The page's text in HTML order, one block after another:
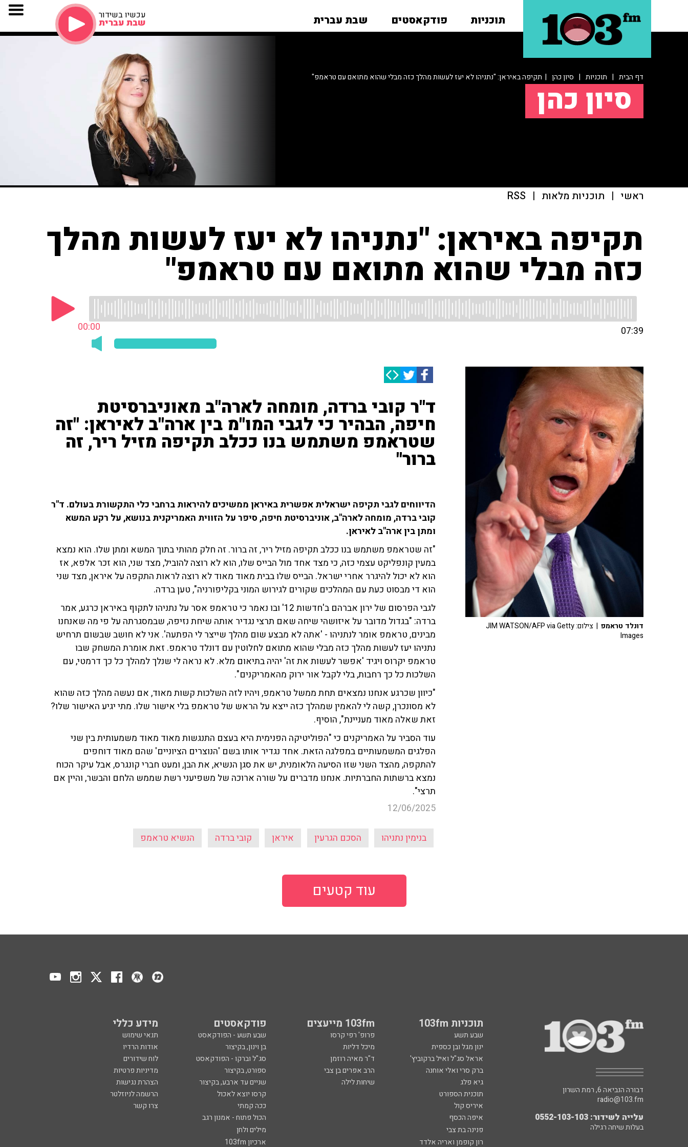
תוכניות פודקאסטים שבת עברית עכשיו בשידור
שבת עברית
דף הבית | תוכניות | סיון כהן | תקיפה באיראן: "נתניהו לא יעז לעשות מהלך כזה מבלי שהוא מתואם עם טראמפ"
סיון כהן
ראשי | תוכניות מלאות |
RSS
תקיפה באיראן: "נתניהו לא יעז לעשות מהלך
כזה מבלי שהוא מתואם עם טראמפ"
00:00 07:39
ד"ר קובי ברדה, מומחה לארה"ב מאוניברסיטת
חיפה, הבהיר כי לגבי המו"מ בין ארה"ב לאיראן: "זה
שטראמפ משתמש בנו ככלב תקיפה מזיל ריר, זה
ברור"
הדיווחים לגבי תקיפה ישראלית אפשרית באיראן ממשיכים להיראות ברחבי כלי התקשורת בעולם. ד"ר
קובי ברדה, מומחה לארה"ב, אוניברסיטת חיפה, סיפר על הזווית האמריקנית בנושא, על רקע המשא
ומתן בין ארה"ב לאיראן.
"זה שטראמפ משתמש בנו ככלב תקיפה מזיל ריר, זה ברור. זה חלק מהותי בתוך המשא ומתן שלו. הוא נמצא
במעין קונפליקט עצמי כזה, כי מצד אחד מול הבייס שלו, הוא לא רוצה להוביל, מצד שני, הוא זכר אלפא, אז
הוא לא יכול להיגרר אחרי ישראל. הבייס שלו בבית מאוד מאוד לא רוצה לראות התקפה על איראן, מצד שני
הוא די מבסוט כעת עם המהלכים שקורים לגירוש המוני בקליפורניה", טען ברדה.
לגבי הפרסום של ירון אברהם ב'חדשות 12' ובו נאמר כי טראמפ אסר על נתניהו לתקוף באיראן כרגע, אמר
ברדה: "בגדול מדובר על איזושהי שיחה שאם תרצי נגדיר אותה שיחת נזיפה, שבמסגרתה על פי מה שאנחנו
מבינים, טראמפ אומר לנתניהו - 'אתה לא מבצע שום מהלך שייצר לי הפתעה'. אני לא חושב שבשום תרחיש
נתניהו יעז לעשות מהלך כזה מבלי שהוא מתואם לחלוטין עם דונלד טראמפ. זאת אומרת המשחק שבו
טראמפ יקרוס ויגיד 'אפשר לעשות את זה' יהיה בתיאום מלא. לא נראה לי שנלך למהלך כל כך דרמטי, עם
השלכות כל כך רחבות, בלי לקבל אור ירוק מהאמריקנים".
"כיוון שכרגע אנחנו נמצאים תחת ממשל טראמפ, ויהיו לזה השלכות קשות מאוד, אם נעשה מהלך כזה שהוא
לא מסונכרן, קשה לי להאמין שמהלך כזה ייצא על הראש של טראמפ בלי אישור שלו. מתי יגיע האישור שלו?
זאת שאלה מאוד מעניינת", הוסיף.
עוד הסביר על האמריקנים כי "הפוליטיקה הפנימית היא בעצם התנגשות מאוד מאוד משמעותית בין שני
הפלגים המשמעותיים במפלגה הזאת. אחד נגדיר אותו בשם 'הנוצרים הציוניים' שהם מאוד דוחפים
להתקפה, מהצד השני שזו הסיעה הלאומנית, יש את סגן הנשיא, את הבן, ומעט חברי קונגרס, אבל עיקר הכוח
נמצא ברשתות החברתיות. אנחנו מדברים על שורה ארוכה של משפיעני רשת שממש הלחם והבשר, והיין אם
תרצי".
12/06/2025
בנימין נתניהו הסכם הגרעין איראן קובי ברדה הנשיא טראמפ
דונלד טראמפ
| צילום: JIM WATSON/AFP via Getty
Images
עוד קטעים
תוכניות 103fm 103fm מייעצים פודקאסטים מידע כללי
שבע תשע פרופ' רפי קרסו שבע תשע - הפודקאסט
תנאי שימוש
ינון מגל ובן כספית
מיכל דליות בן וינון, בקיצור
אודות הרדיו
אראל סג"ל ואיל ברקוביץ'
ד"ר מאיה רוזמן סג"ל וברקו - הפודקאסט
לוח שידורים
ברק סרי ואלי אוחנה
הרב אפרים בן צבי ספורט, בקיצור
מדיניות פרטיות
גיא פלג
שיחות לילה שניים עד ארבע, בקיצור
הצהרת נגישות
תוכנית הספורט
קרסו יוצא לאכול
הרשמה לניוזלטר
איריס קול
ככה קמתי
צרו קשר
איפה הכסף
הכול פתוח - אמנון רגב
פנינה בת צבי
מילים ולחן
רון קופמן ואריה אלדד
ארכיון 103fm
דבורה הנביאה 6, רמת השרון
radio@103.fm
עלייה לשידור: 0552-103-103
בעלות שיחה רגילה